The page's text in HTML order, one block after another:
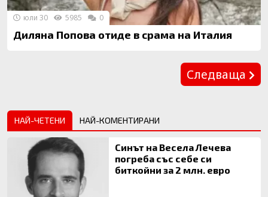
Диляна Попова отиде в срама на Италия
юли 30 5985 0
Следваща
НАЙ-ЧЕТЕНИ НАЙ-КОМЕНТИРАНИ
Синът на Весела Лечева
погреба със себе си
биткойни за 2 млн. евро